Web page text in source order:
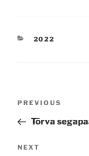
CATEGORIES
2022
Navigeerimine
Previous
Post
PREVIOUS
Tõrva
Next
NEXT